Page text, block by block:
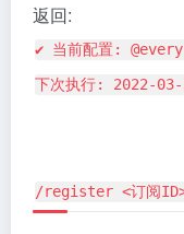
返回:
✔ 当前配置:
下次执行: 2022-
/register <订阅ID>